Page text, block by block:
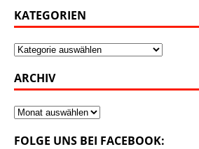
KATEGORIEN
Kategorien
ARCHIV
Archiv
FOLGE UNS BEI FACEBOOK: